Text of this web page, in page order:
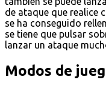
de ataque que realice
se ha conseguido
se tiene que pulsar
lanzar un ataque
Modos de